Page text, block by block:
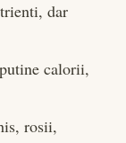
dar
calorii,
rosii,